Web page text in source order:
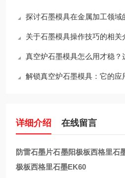
探讨石墨模具在金属加工领域
关于石墨模具操作技巧的相关
真空炉石墨模具怎么用才稳？这几
解锁真空炉石墨模具：它的应
详细介绍 在线留言
防雷石墨片石墨阳极板西格里石
极板西格里石墨EK60